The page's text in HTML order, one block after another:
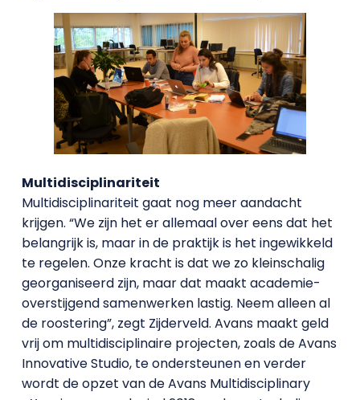
Multidisciplinariteit
Multidisciplinariteit gaat nog meer aandacht
krijgen. “We zijn het er allemaal over eens dat het
belangrijk is, maar in de praktijk is het ingewikkeld
te regelen. Onze kracht is dat we zo kleinschalig
georganiseerd zijn, maar dat maakt academie-
overstijgend samenwerken lastig. Neem alleen al
de roostering”, zegt Zijderveld. Avans maakt geld
vrij om multidisciplinaire projecten, zoals de Avans
Innovative Studio, te ondersteunen en verder
wordt de opzet van de Avans Multidisciplinary